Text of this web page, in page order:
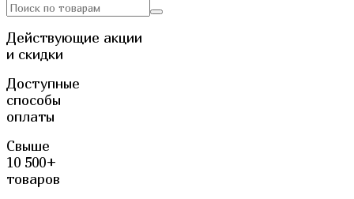
Действующие акции
и скидки
Доступные
способы
оплаты
Свыше
10 500+
товаров